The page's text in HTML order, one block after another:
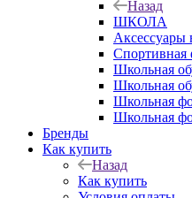
Назад
ШКОЛА
Аксессуары
Спортивная
Школьная
Школьная
Школьная
Школьная
Бренды
Как купить
Назад
Как купить